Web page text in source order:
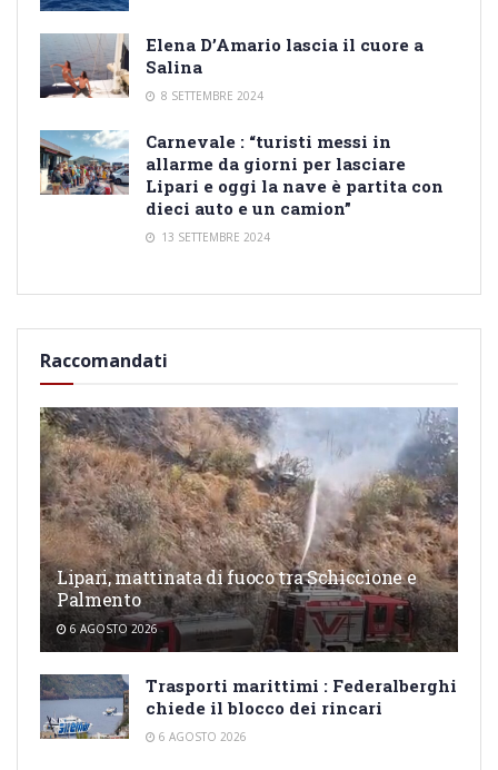
Elena D’Amario lascia il cuore a
Salina
8 SETTEMBRE 2024
Carnevale : “turisti messi in
allarme da giorni per lasciare
Lipari e oggi la nave è partita con
dieci auto e un camion”
13 SETTEMBRE 2024
Raccomandati
Lipari, mattinata di fuoco tra Schiccione e
Palmento
6 AGOSTO 2026
Trasporti marittimi : Federalberghi
chiede il blocco dei rincari
6 AGOSTO 2026